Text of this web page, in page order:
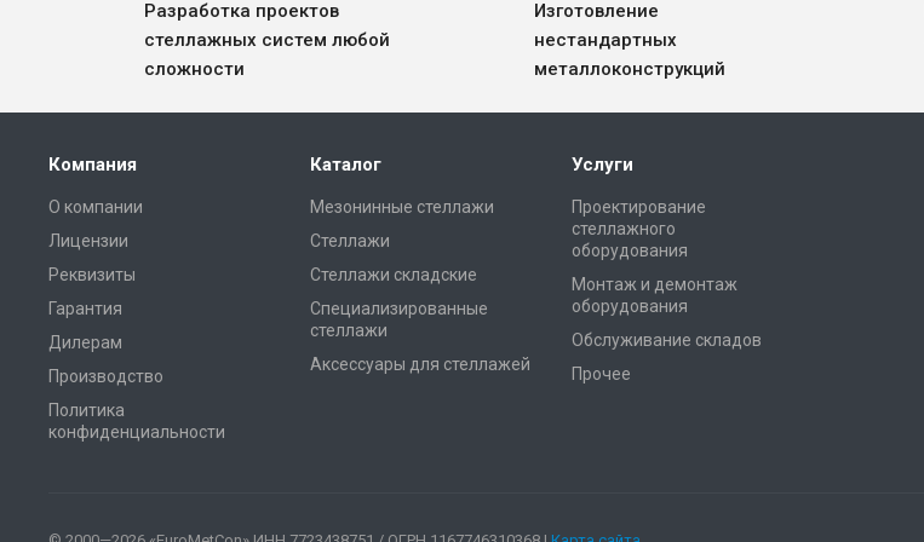
Разработка проектов
стеллажных систем любой
сложности
Изготовление
нестандартных
металлоконструкций
Компания
О компании
Лицензии
Реквизиты
Гарантия
Дилерам
Производство
Политика
конфиденциальности
Каталог
Мезонинные стеллажи
Стеллажи
Стеллажи складские
Специализированные
стеллажи
Аксессуары для стеллажей
Услуги
Проектирование
стеллажного
оборудования
Монтаж и демонтаж
оборудования
Обслуживание складов
Прочее